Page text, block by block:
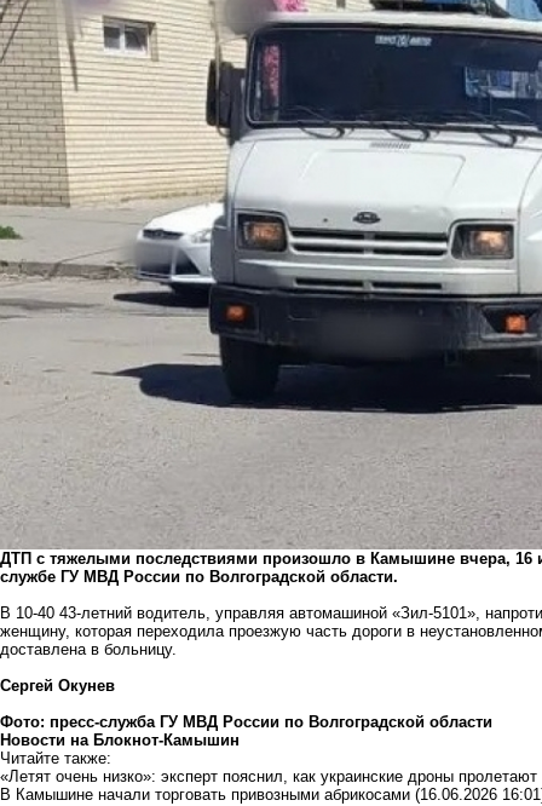
ДТП с тяжелыми последствиями произошло в Камышине вчера, 16
службе ГУ МВД России по Волгоградской области.
В 10-40 43-летний водитель, управляя автомашиной «Зил-5101»,
женщину, которая переходила проезжую часть дороги в
доставлена в больницу.
Сергей Окунев
Фото: пресс-служба ГУ МВД России по Волгоградской области
Новости на Блoкнoт-Камышин
Читайте также:
«Летят очень низко»: эксперт пояснил, как украинские дроны
В Камышине начали торговать привозными абрикосами (16.06.2026